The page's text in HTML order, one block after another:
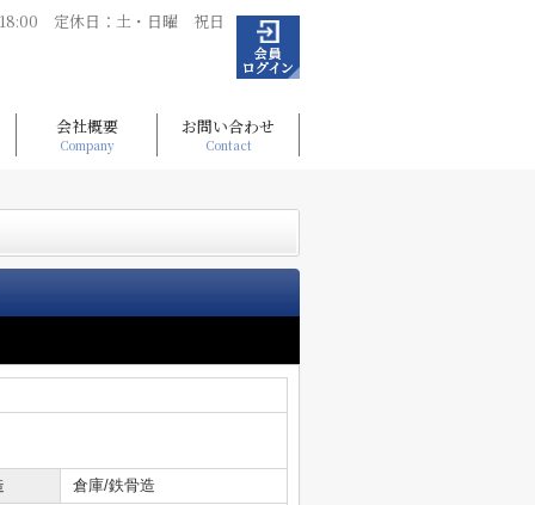
定休日：土・日曜 祝日
会社概要
Company
お問い合わせ
Contact
倉庫/鉄骨造